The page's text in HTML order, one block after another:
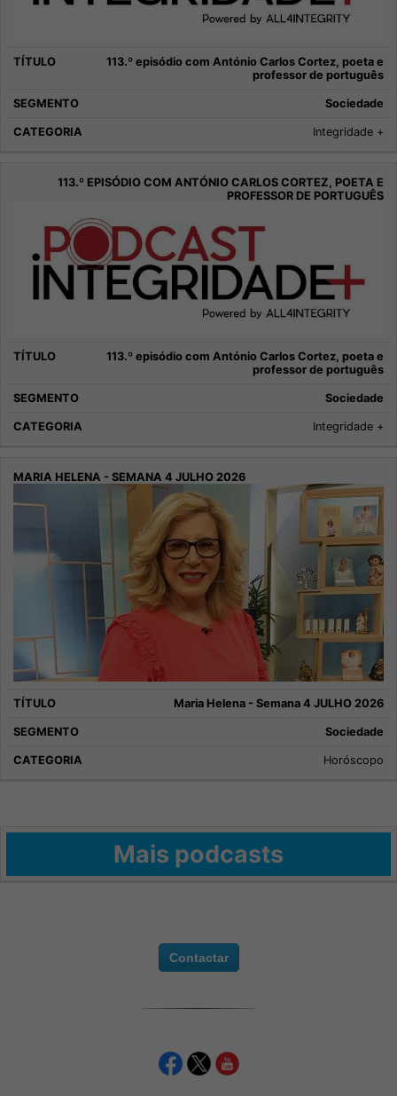
113.º episódio com António Carlos Cortez, poeta e
professor de português
Sociedade
Integridade +
113.º episódio com António Carlos Cortez, poeta e
professor de português
Sociedade
Integridade +
Maria Helena - Semana 4 JULHO 2026
Sociedade
Horóscopo
Mais podcasts
Contactar